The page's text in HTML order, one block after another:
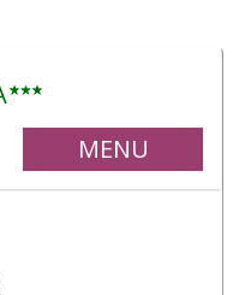
MENU